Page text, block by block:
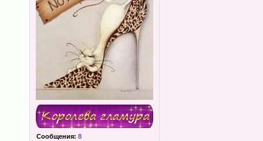
Сообщения: 8